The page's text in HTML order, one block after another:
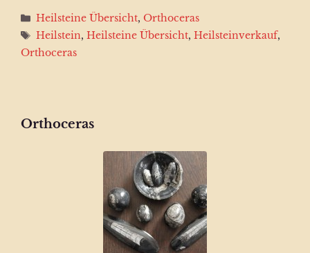
Kategorien
Heilsteine Übersicht,Orthoceras
Schlagwörter
Heilstein,Heilsteine Übersicht,Heilsteinverkauf,
Orthoceras
Orthoceras